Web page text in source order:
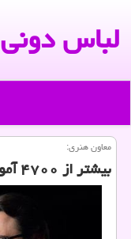
لباس دونی
معاون هنری:
بیشتر از ۴۷۰۰ آموزشگاه هنری داریم